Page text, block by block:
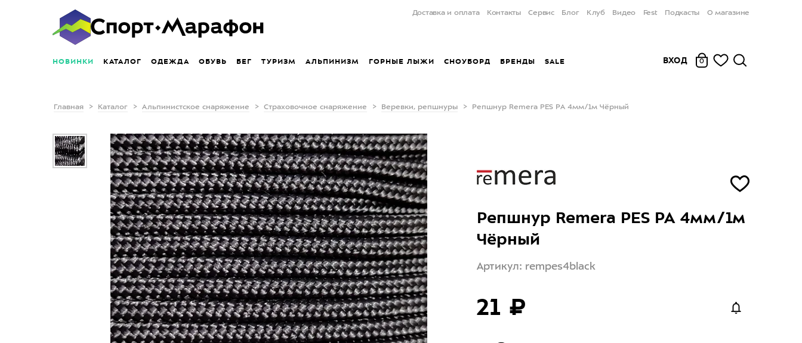
Доставка и оплата Контакты Сервис Блог Клуб Видео Fest Подкасты О магазине
НОВИНКИ КАТАЛОГ ОДЕЖДА ОБУВЬ БЕГ ТУРИЗМ АЛЬПИНИЗМ ГОРНЫЕ ЛЫЖИ СНОУБОРД БРЕНДЫ SALE ВХОД 0
Главная Каталог Альпинистское снаряжение Страховочное снаряжение Веревки, репшнуры Репшнур Remera PES РА 4мм/1м Чёрный
Репшнур Remera PES РА 4мм/1м
Чёрный
Артикул: rempes4black
21 ₽